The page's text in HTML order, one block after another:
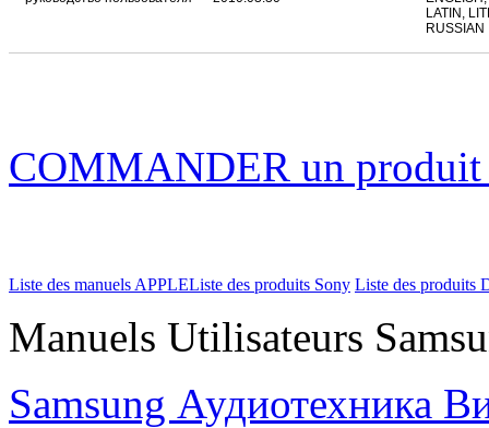
LATIN,
RUSSIAN
COMMANDER un
Liste des manuels APPLEListe des produits Sony Liste des produits
Manuels Utilisateurs
Samsung Аудиотехника